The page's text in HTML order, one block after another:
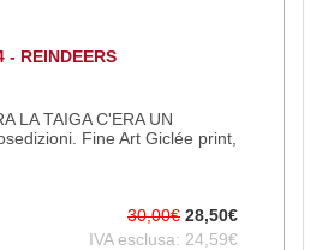
- REINDEERS
LA TAIGA C'ERA UN
Fine Art Giclée print,
30,00€ 28,50€
IVA esclusa: 24,59€